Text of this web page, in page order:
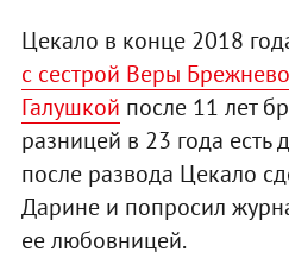
Цекало в конце 2018
с сестрой Веры
Галушкой после 11 лет
разницей в 23 года есть
после развода Цекало
Дарине и попросил
ее любовницей.